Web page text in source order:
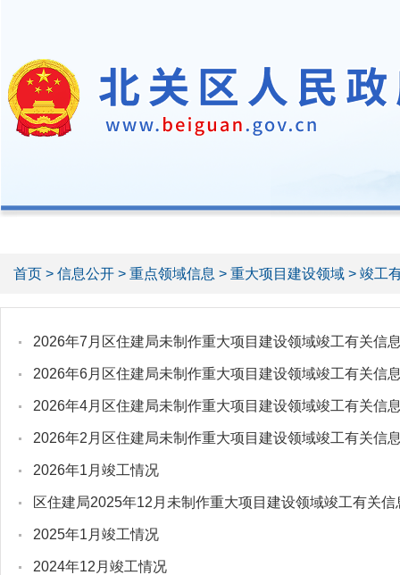
首页 > 信息公开 > 重点领域信息 > 重大项目建设领域 > 竣工
2026年7月区住建局未制作重大项目建设领域竣工有关信
2026年6月区住建局未制作重大项目建设领域竣工有关信
2026年4月区住建局未制作重大项目建设领域竣工有关信
2026年2月区住建局未制作重大项目建设领域竣工有关信
2026年1月竣工情况
区住建局2025年12月未制作重大项目建设领域竣工有关信
2025年1月竣工情况
2024年12月竣工情况